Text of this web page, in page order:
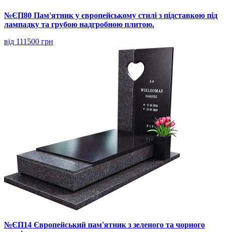
№ЄП80 Пам'ятник у європейському стилі з підставкою під
лампадку та грубою надгробною плитою.
від 111500 грн
№ЄП14 Європейський пам'ятник з зеленого та чорного